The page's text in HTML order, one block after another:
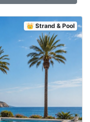
👑 Strand & Pool